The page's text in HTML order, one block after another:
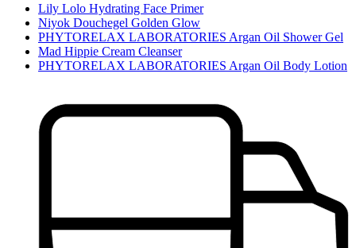
Lily Lolo Hydrating Face Primer
Niyok Douchegel Golden Glow
PHYTORELAX LABORATORIES Argan Oil Shower Gel
Mad Hippie Cream Cleanser
PHYTORELAX LABORATORIES Argan Oil Body Lotion